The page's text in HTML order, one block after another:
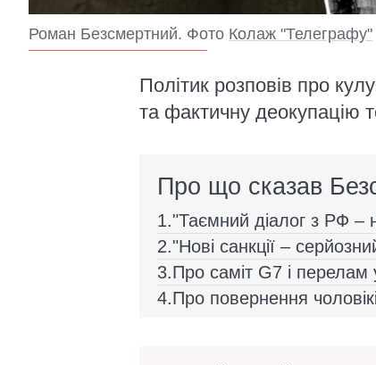
Роман Безсмертний. Фото Колаж "Телеграфу"
Політик розповів про
та фактичну деокупацію
Про що сказав
"Таємний діалог з РФ –
"Нові санкції –
Про саміт G7 і перелам
Про повернення